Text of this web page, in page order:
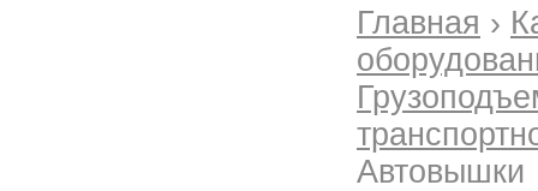
Главная ›
Автовышки